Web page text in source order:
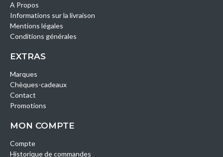
A Propos
Informations sur la livraison
Mentions légales
Conditions générales
EXTRAS
Marques
Chèques-cadeaux
Contact
Promotions
MON COMPTE
Compte
Historique de commandes